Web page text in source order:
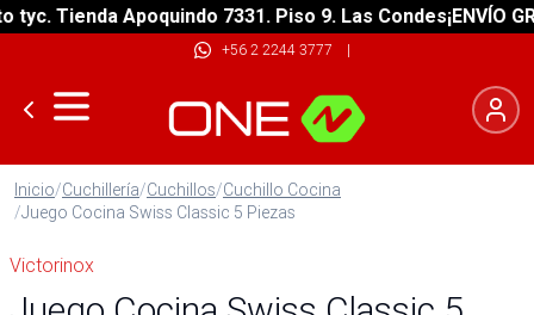
Tienda Apoquindo 7331. Piso 9. Las Condes¡ENVÍO
+56 2 2244 3777 |
Inicio/Cuchillería/Cuchillos/Cuchillo Cocina
/Juego Cocina Swiss Classic 5 Piezas
Victorinox